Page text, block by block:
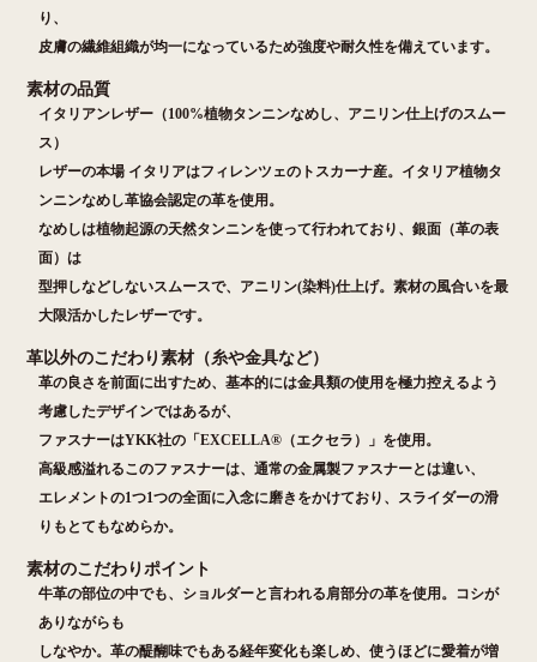
り、
皮膚の繊維組織が均一になっているため強度や耐久性を備えています。
素材の品質
イタリアンレザー（100%植物タンニンなめし、アニリン仕上げのスムー
ス）
レザーの本場 イタリアはフィレンツェのトスカーナ産。イタリア植物タ
ンニンなめし革協会認定の革を使用。
なめしは植物起源の天然タンニンを使って行われており、銀面（革の表
面）は
型押しなどしないスムースで、アニリン(染料)仕上げ。素材の風合いを最
大限活かしたレザーです。
革以外のこだわり素材（糸や金具など）
革の良さを前面に出すため、基本的には金具類の使用を極力控えるよう
考慮したデザインではあるが、
ファスナーはYKK社の「EXCELLA®（エクセラ）」を使用。
高級感溢れるこのファスナーは、通常の金属製ファスナーとは違い、
エレメントの1つ1つの全面に入念に磨きをかけており、スライダーの滑
りもとてもなめらか。
素材のこだわりポイント
牛革の部位の中でも、ショルダーと言われる肩部分の革を使用。コシが
ありながらも
しなやか。革の醍醐味でもある経年変化も楽しめ、使うほどに愛着が増